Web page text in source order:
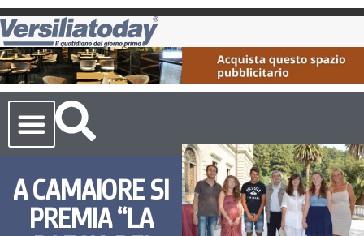
A CAMAIORE SI
PREMIA “LA